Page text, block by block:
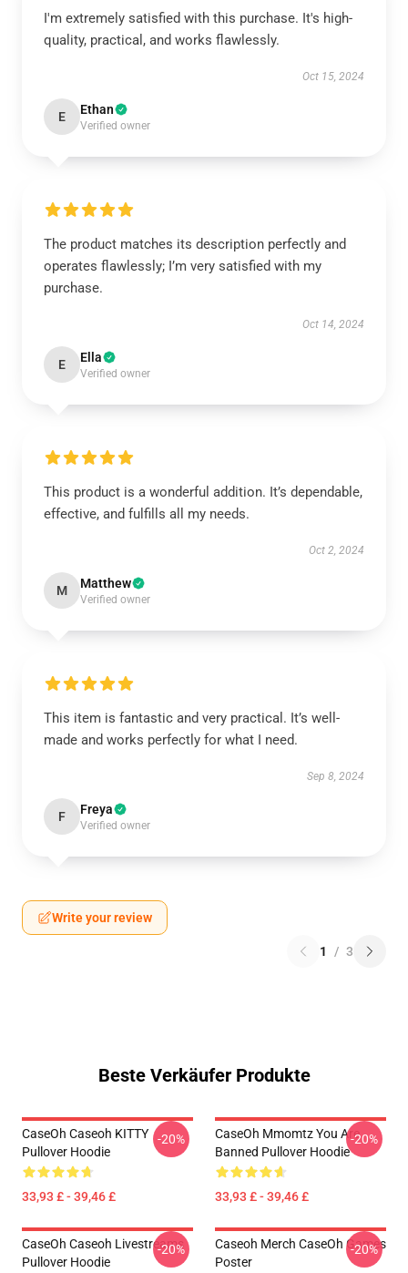
I'm extremely satisfied with this purchase. It's high-
quality, practical, and works flawlessly.
Oct 15, 2024
E Ethan
Verified owner
The product matches its description perfectly and
operates flawlessly; I’m very satisfied with my
purchase.
Oct 14, 2024
E Ella
Verified owner
This product is a wonderful addition. It’s dependable,
effective, and fulfills all my needs.
Oct 2, 2024
M Matthew
Verified owner
This item is fantastic and very practical. It’s well-
made and works perfectly for what I need.
Sep 8, 2024
F Freya
Verified owner
Write your review
1 / 3
Beste Verkäufer Produkte
CaseOh Caseoh KITTY
Pullover Hoodie
33,93 £ - 39,46 £
-20%
CaseOh Mmomtz You Are
Banned Pullover Hoodie
33,93 £ - 39,46 £
-20%
CaseOh Caseoh Livestreams
Pullover Hoodie
-20%
Caseoh Merch CaseOh Games
Poster
-20%